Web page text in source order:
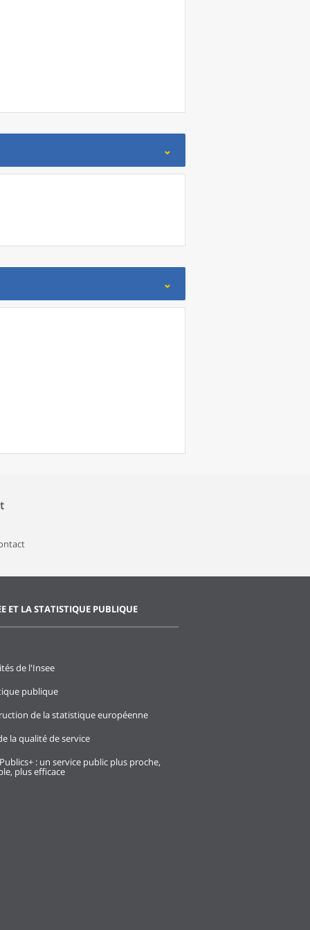
ET LA STATISTIQUE PUBLIQUE
de l'Insee
publique
de la statistique européenne
la qualité de service
: un service public plus proche,
plus efficace